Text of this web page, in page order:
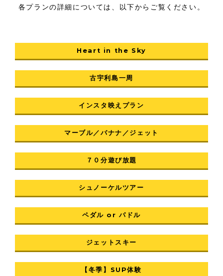
各プランの詳細については、以下からご覧ください。
Heart in the Sky
古宇利島一周
インスタ映えプラン
マーブル／バナナ／ジェット
７０分遊び放題
シュノーケルツアー
ペダル or パドル
ジェットスキー
【冬季】SUP体験